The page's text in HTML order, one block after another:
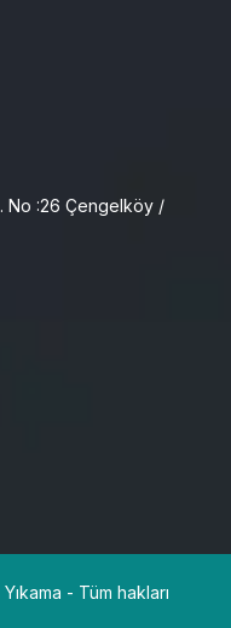
No :26 Çengelköy /
- Tüm hakları